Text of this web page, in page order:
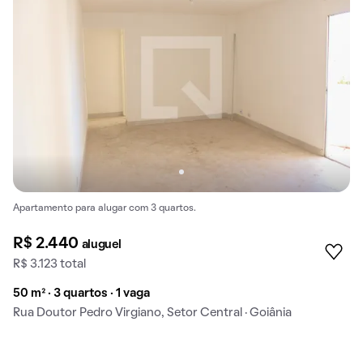
Apartamento para alugar com 3 quartos.
R$ 2.440 aluguel
R$ 3.123 total
50 m² · 3 quartos · 1 vaga
Rua Doutor Pedro Virgiano, Setor Central · Goiânia